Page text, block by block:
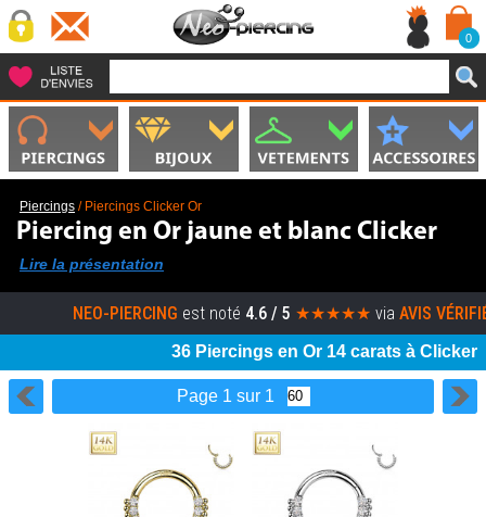
0
Piercings / Piercings Clicker Or
Piercing en Or jaune et blanc Clicker
Lire la présentation
NEO-PIERCING est noté 4.6 / 5★★★★★ via AVIS VÉRIFIÉS
36 Piercings en Or 14 carats à Clicker
Page 1 sur 1